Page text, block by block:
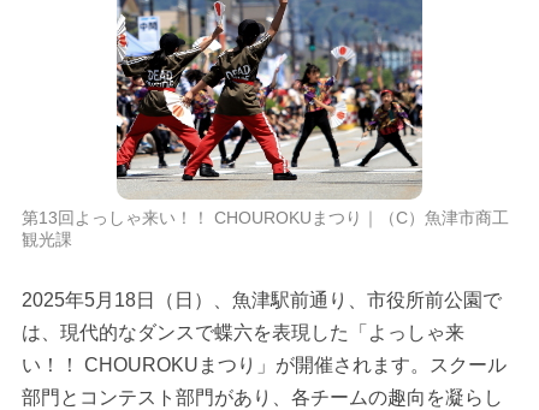
第13回よっしゃ来い！！ CHOUROKUまつり｜（C）魚津市商工
観光課
2025年5月18日（日）、魚津駅前通り、市役所前公園で
は、現代的なダンスで蝶六を表現した「よっしゃ来
い！！ CHOUROKUまつり」が開催されます。スクール
部門とコンテスト部門があり、各チームの趣向を凝らし